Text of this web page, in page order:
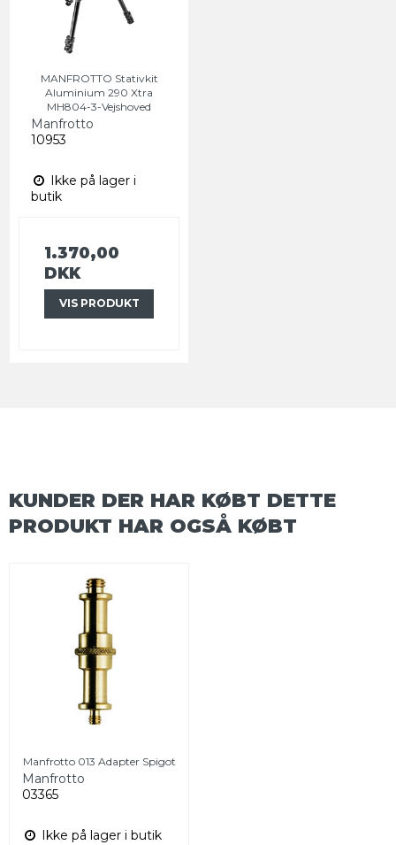
MANFROTTO Stativkit
Aluminium 290 Xtra
MH804-3-Vejshoved
Manfrotto
10953
Ikke på lager i
butik
1.370,00
DKK
VIS PRODUKT
KUNDER DER HAR KØBT DETTE
PRODUKT HAR OGSÅ KØBT
Manfrotto 013 Adapter Spigot
Manfrotto
03365
Ikke på lager i butik